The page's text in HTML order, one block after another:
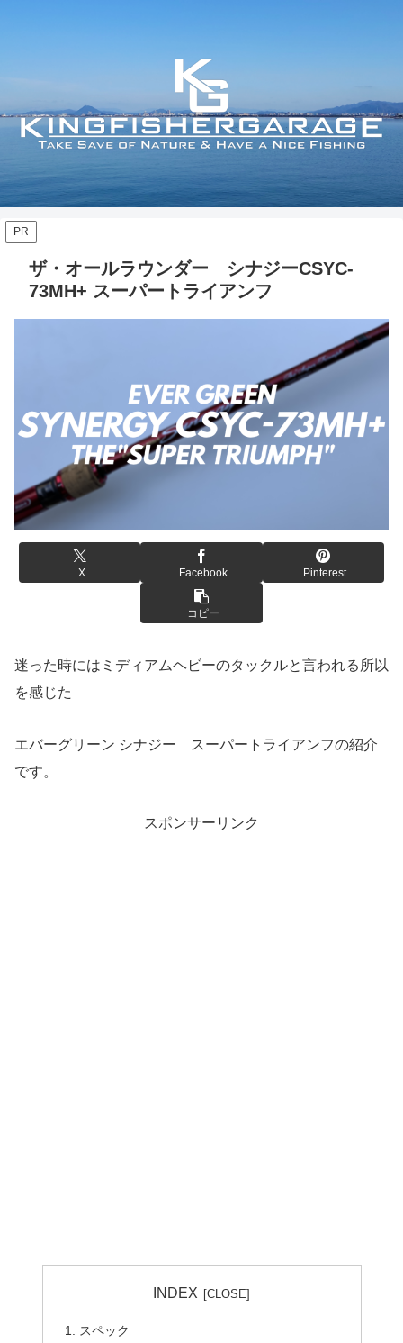
PR
ザ・オールラウンダー シナジーCSYC-
73MH+ スーパートライアンフ
X Facebook Pinterest
コピー
迷った時にはミディアムヘビーのタックルと言われる所以
を感じた
エバーグリーン シナジー スーパートライアンフの紹介
です。
スポンサーリンク
INDEX
スペック